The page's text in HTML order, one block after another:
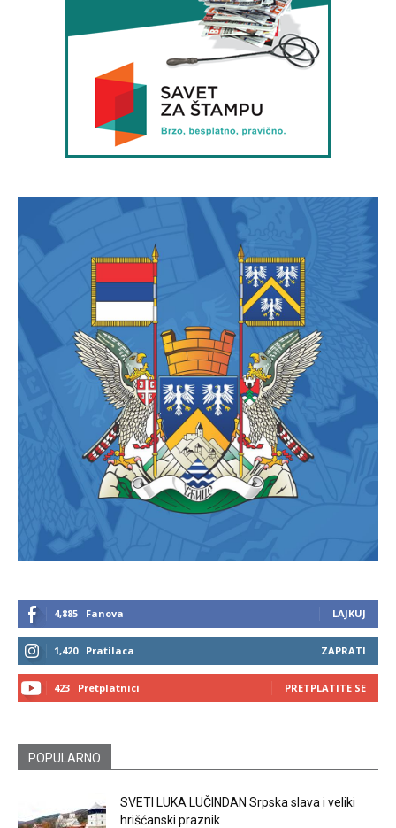
4,885 Fanova LAJKUJ
1,420 Pratilaca ZAPRATI
423 Pretplatnici PRETPLATITE SE
POPULARNO
SVETI LUKA LUČINDAN Srpska slava i veliki
hrišćanski praznik